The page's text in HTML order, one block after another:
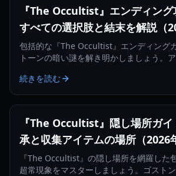
『The Occultist』エンディング
すべての選択肢と結末を解説（
包括的な『The Occultist』エンディング
トーンの暗い謎を解き明かしましょう。
く解説します。
続きを読む
『The Occultist』隠し場所ガ
承と収集アイテムの場所（2026
『The Occultist』の隠し場所を網羅した
超常現象をマスターしましょう。ゴスト